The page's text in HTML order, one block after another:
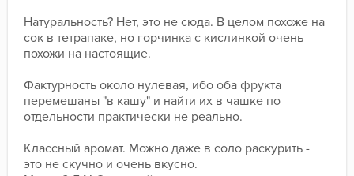
Натуральность? Нет, это не сюда. В целом похоже на
сок в тетрапаке, но горчинка с кислинкой очень
похожи на настоящие.
Фактурность около нулевая, ибо оба фрукта
перемешаны "в кашу" и найти их в чашке по
отдельности практически не реально.
Классный аромат. Можно даже в соло раскурить -
это не скучно и очень вкусно.